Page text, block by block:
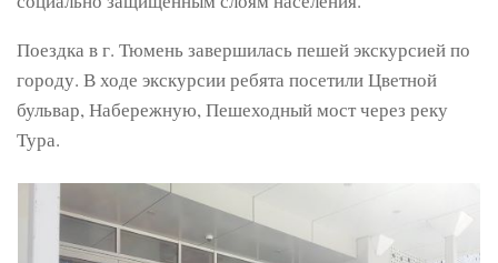
Поездка в г. Тюмень завершилась пешей экскурсией по
городу. В ходе экскурсии ребята посетили Цветной
бульвар, Набережную, Пешеходный мост через реку
Тура.